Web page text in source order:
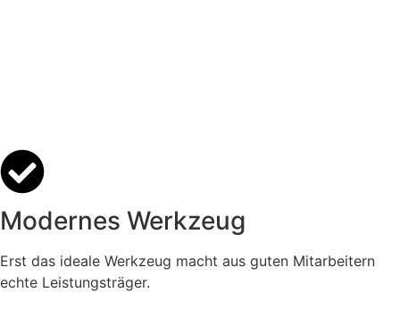
Modernes Werkzeug
Erst das ideale Werkzeug macht aus guten Mitarbeitern
echte Leistungsträger.